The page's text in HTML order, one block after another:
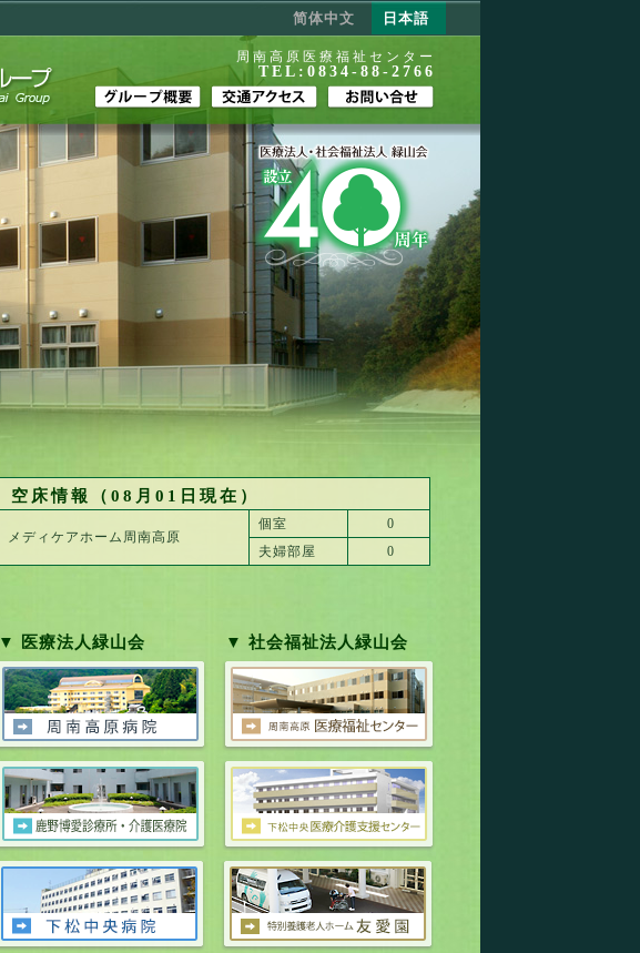
周南高原医療福祉センター
TEL:0834-88-2766
简体中文 日本語
空床情報（08月01日現在）
メディケアホーム周南高原
個室
0
夫婦部屋
0
▼ 医療法人緑山会 ▼ 社会福祉法人緑山会